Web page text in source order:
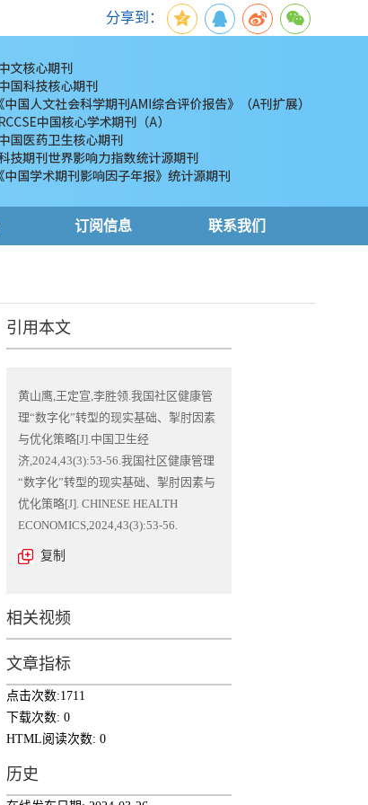
分享到：
订阅信息 联系我们
引用本文
黄山鹰,王定宣,李胜领.我国社区健康管
理“数字化”转型的现实基础、掣肘因素
与优化策略[J].中国卫生经
济,2024,43(3):53-56.我国社区健康管理
“数字化”转型的现实基础、掣肘因素与
优化策略[J]. CHINESE HEALTH
ECONOMICS,2024,43(3):53-56.
复制
相关视频
文章指标
点击次数:1711
下载次数: 0
HTML阅读次数: 0
历史